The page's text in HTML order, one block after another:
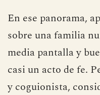
En ese panorama,
sobre una familia
media pantalla y
casi un acto de fe.
y coguionista,